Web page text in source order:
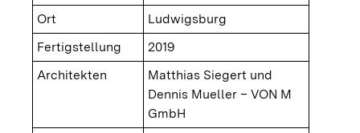
Ort
Ludwigsburg
Fertigstellung
2019
Architekten
Matthias Siegert und
Dennis Mueller – VON M
GmbH